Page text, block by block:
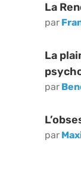
La
par
La
par
par